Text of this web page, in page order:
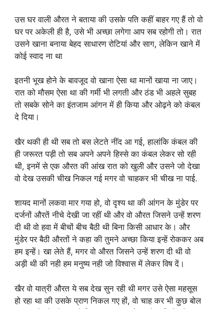
उस घर वाली औरत ने बताया की उसके पति कहीं बाहर गए हैं तो वो
घर पर अकेली ही है, उसे भी अच्छा लगेगा आप सब रहोगी तो। रात
उसने खाना बनाया बेहद साधारण रोटियां और साग, लेकिन खाने में
कोई स्वाद ना था
इतनी भूख होने के बावजूद वो खाना ऐसा था मानों खाया ना जाए।
रात को मौसम ऐसा था की गर्मी भी लगती और ठंड भी अहले सुबह
तो सबके सोने का इंतजाम आंगन में ही किया और ओढ़ने को कंबल
दे दिया।
खैर थकी ही थी सब तो बस लेटते नींद आ गई, हालांकि कंबल की
ही जरूरत पड़ी तो सब अपने अपने हिस्से का कंबल लेकर सो रही
थी, इनमें से एक औरत की आंख रात को खुली और उसने जो देखा
वो देख उसकी चीख निकल गई मगर वो चाहकर भी चीख ना पाई.
शायद मानों लकवा मार गया हो, वो दृश्य था की आंगन के मुंडेर पर
दर्जनों औरतें नीचे देखी जा रहीं थी और वो औरत जिसने उन्हें शरण
दी थी वो हवा में बीचों बीच बैठी थी बिना किसी आधार के। और
मुंडेर पर बैठी औरतों ने कहा की तुमने अच्छा किया इन्हें रोककर अब
हम इन्हें। खा लेते हैं, मगर वो औरत जिसने उन्हें शरण दी थी वो
अड़ी थी की नही हम मनुष्य नही जो विश्वास में लेकर विष दें।
खैर वो यात्री औरत ये सब देख सुन रही थी मगर उसे ऐसा महसूस
हो रहा था की उसके प्राण निकल गए हों, वो चाह कर भी कुछ बोल